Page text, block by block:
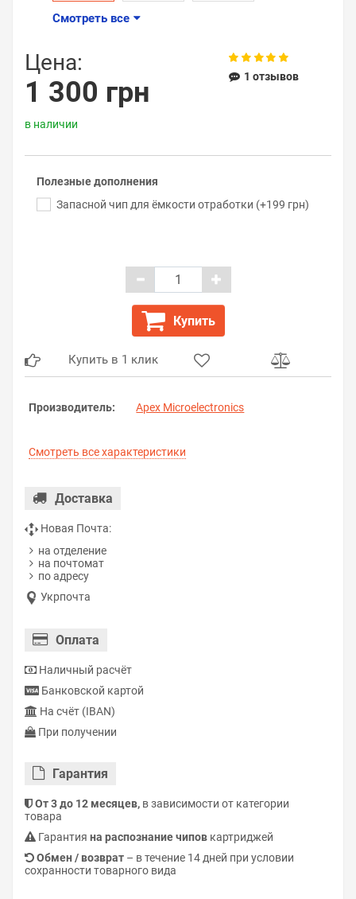
Смотреть все
Цена:
1 300 грн
в наличии
1 отзывов
Полезные дополнения
Запасной чип для ёмкости отработки (+199 грн)
Купить
Купить в 1 клик
Производитель: Apex Microelectronics
Смотреть все характеристики
Доставка
Новая Почта:
на отделение
на почтомат
по адресу
Укрпочта
Оплата
Наличный расчёт
Банковской картой
На счёт (IBAN)
При получении
Гарантия
От 3 до 12 месяцев, в зависимости от категории
товара
Гарантия на распознание чипов картриджей
Обмен / возврат – в течение 14 дней при условии
сохранности товарного вида